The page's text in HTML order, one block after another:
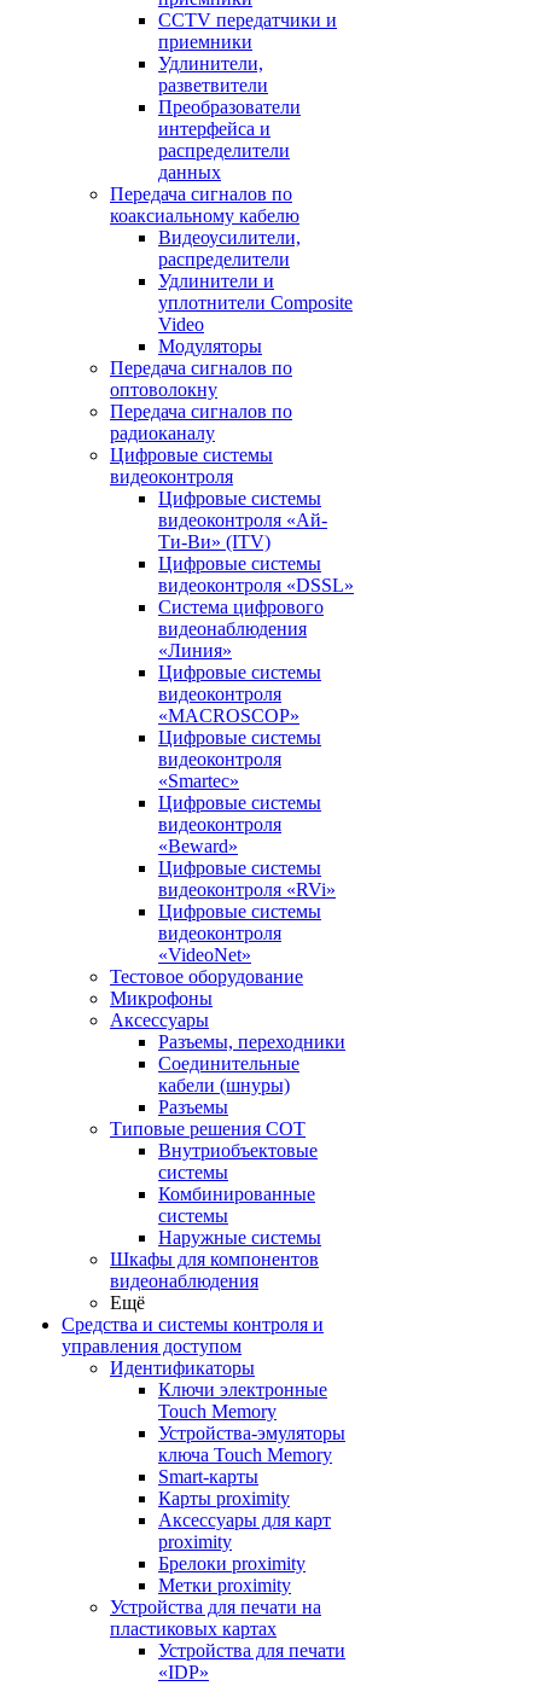
CCTV передатчики и
приемники
Удлинители,
разветвители
Преобразователи
интерфейса и
распределители
данных
Передача сигналов по
коаксиальному кабелю
Видеоусилители,
распределители
Удлинители и
уплотнители Сomposite
Video
Модуляторы
Передача сигналов по
оптоволокну
Передача сигналов по
радиоканалу
Цифровые системы
видеоконтроля
Цифровые системы
видеоконтроля «Ай-
Ти-Ви» (ITV)
Цифровые системы
видеоконтроля «DSSL»
Система цифрового
видеонаблюдения
«Линия»
Цифровые системы
видеоконтроля
«MACROSCOP»
Цифровые системы
видеоконтроля
«Smartec»
Цифровые системы
видеоконтроля
«Beward»
Цифровые системы
видеоконтроля «RVi»
Цифровые системы
видеоконтроля
«VideoNet»
Тестовое оборудование
Микрофоны
Аксессуары
Разъемы, переходники
Соединительные
кабели (шнуры)
Разъемы
Типовые решения СОТ
Внутриобъектовые
системы
Комбинированные
системы
Наружные системы
Шкафы для компонентов
видеонаблюдения
Ещё
Средства и системы контроля и
управления доступом
Идентификаторы
Ключи электронные
Touch Memory
Устройства-эмуляторы
ключа Touch Memory
Smart-карты
Карты proximity
Аксессуары для карт
proximitу
Брелоки proximity
Метки proximity
Устройства для печати на
пластиковых картах
Устройства для печати
«IDP»